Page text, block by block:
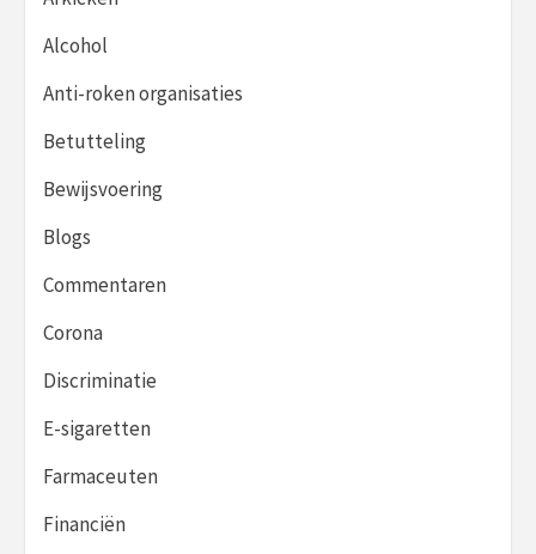
Alcohol
Anti-roken organisaties
Betutteling
Bewijsvoering
Blogs
Commentaren
Corona
Discriminatie
E-sigaretten
Farmaceuten
Financiën